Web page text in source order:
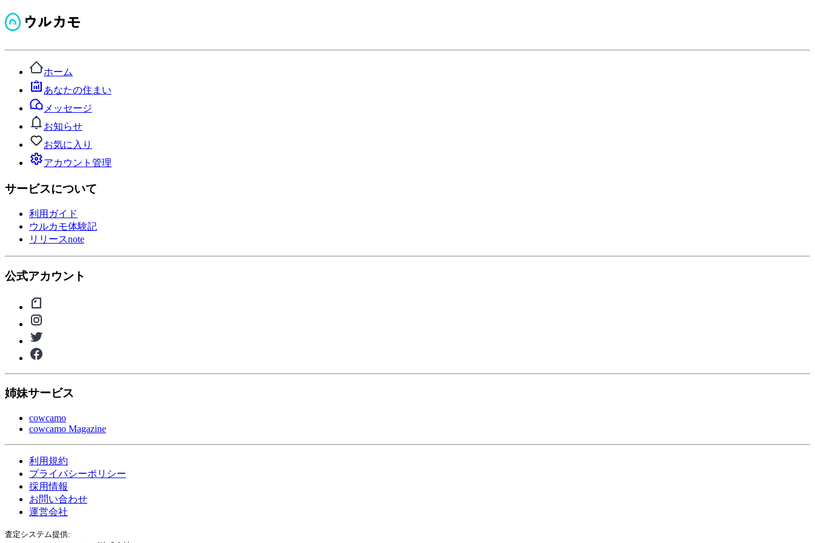
ホーム
あなたの住まい
メッセージ
お知らせ
お気に入り
アカウント管理
サービスについて
利用ガイド
ウルカモ体験記
リリースnote
公式アカウント
姉妹サービス
cowcamo
cowcamo Magazine
利用規約
プライバシーポリシー
採用情報
お問い合わせ
運営会社
査定システム提供: